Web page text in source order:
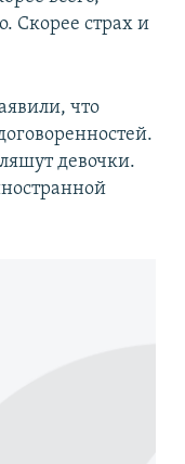
Скорее страх и
что
девочки.